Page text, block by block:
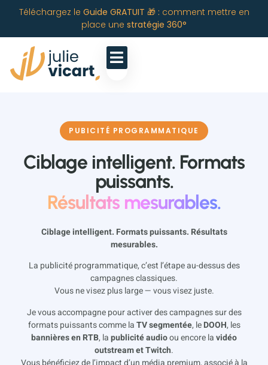
Téléchargez le Guide GRATUIT 🎁 : comment mettre en
place une stratégie 360°
PUBICITÉ PROGRAMMATIQUE
Ciblage intelligent. Formats
puissants.
Résultats mesurables.
Ciblage intelligent. Formats puissants. Résultats
mesurables.
La publicité programmatique, c’est l’étape au-dessus des
campagnes classiques.
Vous ne visez plus large — vous visez juste.
Je vous accompagne pour activer des campagnes sur des
formats puissants comme laTV segmentée, leDOOH, les
bannières en RTB, lapublicité audioou encore lavidéo
outstream et Twitch.